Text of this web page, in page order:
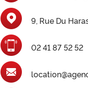
9, Rue Du
02 41 87 52 52